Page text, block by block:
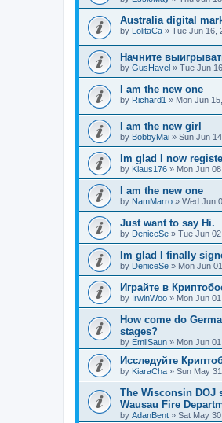
Australia digital
by LolitaCa » Tue Jun 16,
Начните
by GusHavel » Tue Jun
I am the new one
by Richard1 » Mon Jun
I am the new girl
by BobbyMai » Sun Jun
Im glad I now
by Klaus176 » Mon Jun
I am the new one
by NamMarro » Wed Jun
Just want to say Hi.
by DeniceSe » Tue Jun
Im glad I finally
by DeniceSe » Mon Jun
Играйте в
by IrwinWoo » Mon Jun
How come do
stages?
by EmilSaun » Mon Jun
Исследуйте
by KiaraCha » Sun May
The Wisconsin DOJ
Wausau Fire
by AdanBent » Sat May